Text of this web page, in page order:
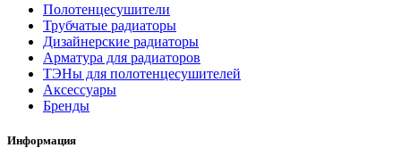
Полотенцесушители
Трубчатые радиаторы
Дизайнерские радиаторы
Арматура для радиаторов
ТЭНы для полотенцесушителей
Аксессуары
Бренды
Информация